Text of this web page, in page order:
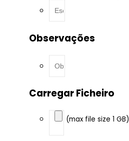
Observações
Carregar Ficheiro
(max file size 1 GB)